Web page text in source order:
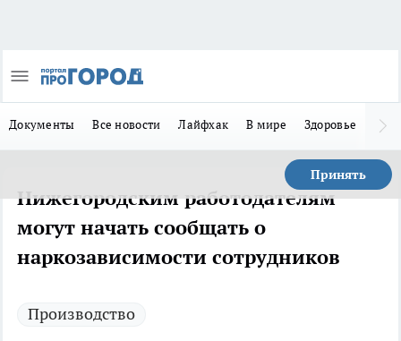
Документы Все новости Лайфхак В мире Здоровье
Принять
Нижегородским работодателям
могут начать сообщать о
наркозависимости сотрудников
Производство